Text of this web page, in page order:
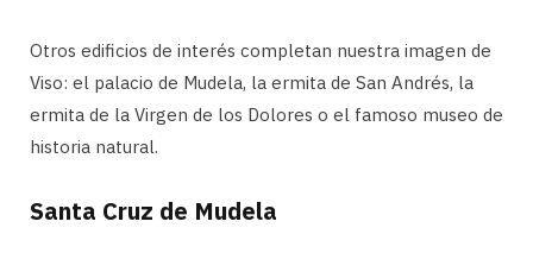
Otros edificios de interés completan nuestra imagen de
Viso: el palacio de Mudela, la ermita de San Andrés, la
ermita de la Virgen de los Dolores o el famoso museo de
historia natural.
Santa Cruz de Mudela